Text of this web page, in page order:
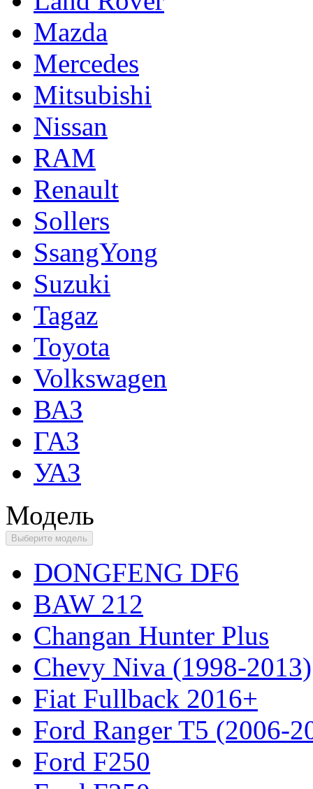
Mazda
Mercedes
Mitsubishi
Nissan
RAM
Renault
Sollers
SsangYong
Suzuki
Tagaz
Toyota
Volkswagen
ВАЗ
ГАЗ
УАЗ
Модель
Выберите модель
DONGFENG DF6
BAW 212
Changan Hunter Plus
Chevy Niva (1998-2013)
Fiat Fullback 2016+
Ford Ranger T5 (2006-
Ford F250